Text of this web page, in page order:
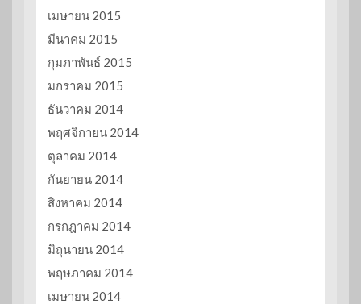
เมษายน 2015
มีนาคม 2015
กุมภาพันธ์ 2015
มกราคม 2015
ธันวาคม 2014
พฤศจิกายน 2014
ตุลาคม 2014
กันยายน 2014
สิงหาคม 2014
กรกฎาคม 2014
มิถุนายน 2014
พฤษภาคม 2014
เมษายน 2014